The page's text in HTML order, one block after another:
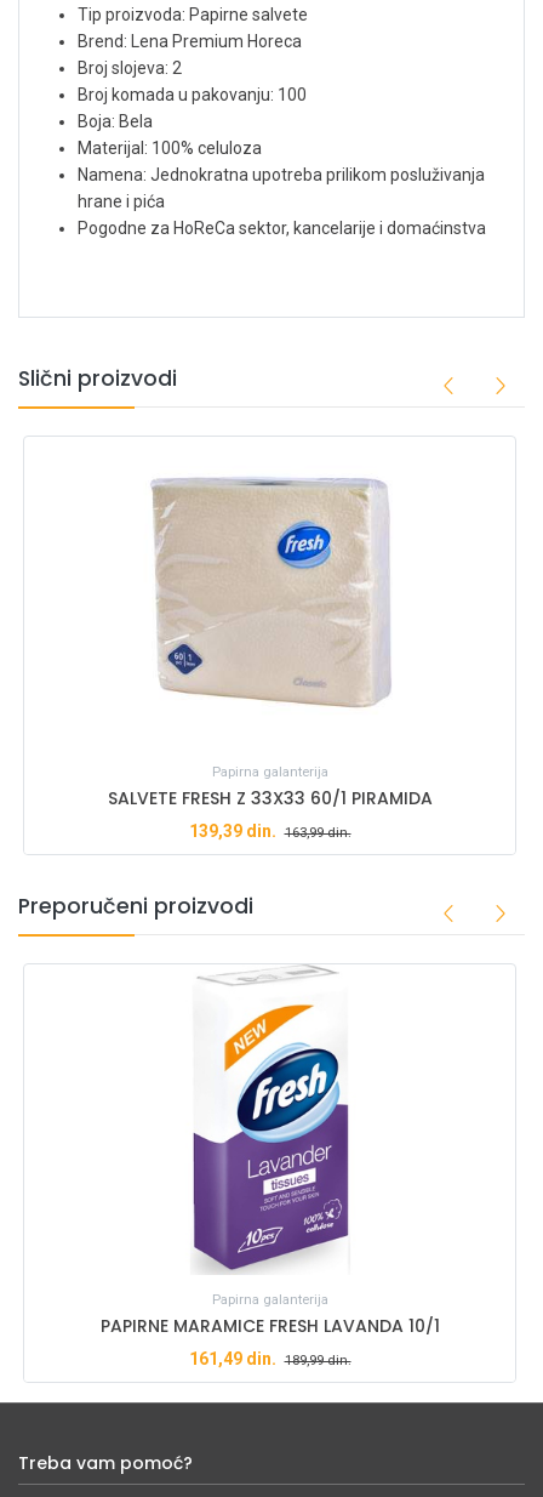
Tip proizvoda: Papirne salvete
Brend: Lena Premium Horeca
Broj slojeva: 2
Broj komada u pakovanju: 100
Boja: Bela
Materijal: 100% celuloza
Namena: Jednokratna upotreba prilikom posluživanja
hrane i pića
Pogodne za HoReCa sektor, kancelarije i domaćinstva
Slični proizvodi
Papirna galanterija
SALVETE FRESH Z 33X33 60/1 PIRAMIDA
139,39din. 163,99din.
Preporučeni proizvodi
Papirna galanterija
PAPIRNE MARAMICE FRESH LAVANDA 10/1
161,49din. 189,99din.
Treba vam pomoć?